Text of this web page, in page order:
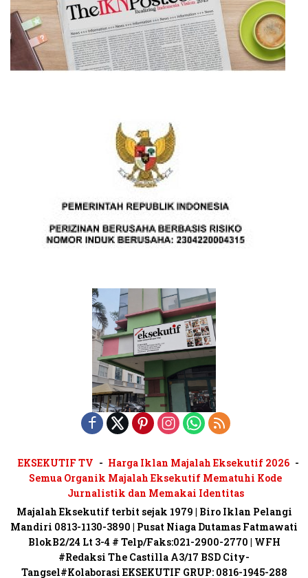
EKSEKUTIF TV
Harga Iklan Majalah Eksekutif 2026
Semua Organik Majalah Eksekutif Mematuhi Kode
Jurnalistik dan Memakai Identitas
Majalah Eksekutif terbit sejak 1979 | Biro Iklan Pelangi
Mandiri 0813-1130-3890 | Pusat Niaga Dutamas Fatmawati
BlokB2/24 Lt 3-4 # Telp/Faks:021-2900-2770 | WFH
#Redaksi The Castilla A3/17 BSD City-
Tangsel#Kolaborasi EKSEKUTIF GRUP: 0816-1945-288